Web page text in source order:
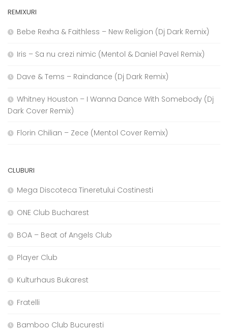
REMIXURI
Bebe Rexha & Faithless – New Religion (Dj Dark Remix)
Iris – Sa nu crezi nimic (Mentol & Daniel Pavel Remix)
Dave & Tems – Raindance (Dj Dark Remix)
Whitney Houston – I Wanna Dance With Somebody (Dj
Dark Cover Remix)
Florin Chilian – Zece (Mentol Cover Remix)
CLUBURI
Mega Discoteca Tineretului Costinesti
ONE Club Bucharest
BOA – Beat of Angels Club
Player Club
Kulturhaus Bukarest
Fratelli
Bamboo Club Bucuresti